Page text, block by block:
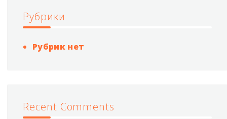
Рубрики
Рубрик нет
Recent Comments